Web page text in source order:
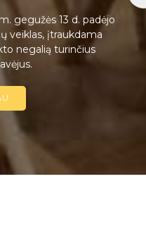
gegužės 13 d. padėjo
veiklas, įtraukdama
negalią turinčius